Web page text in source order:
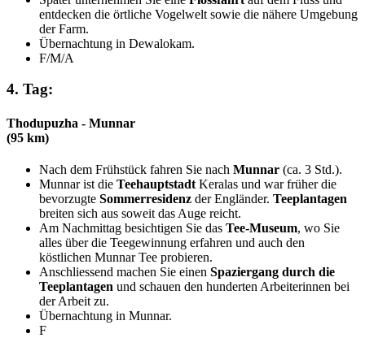
entdecken die örtliche Vogelwelt sowie die nähere Umgebung
der Farm.
Übernachtung in Dewalokam.
F/M/A
4. Tag:
Thodupuzha - Munnar
(95 km)
Nach dem Frühstück fahren Sie nach Munnar (ca. 3 Std.).
Munnar ist die Teehauptstadt Keralas und war früher die
bevorzugte Sommerresidenz der Engländer. Teeplantagen
breiten sich aus soweit das Auge reicht.
Am Nachmittag besichtigen Sie das Tee-Museum, wo Sie
alles über die Teegewinnung erfahren und auch den
köstlichen Munnar Tee probieren.
Anschliessend machen Sie einen Spaziergang durch die
Teeplantagen und schauen den hunderten Arbeiterinnen bei
der Arbeit zu.
Übernachtung in Munnar.
F